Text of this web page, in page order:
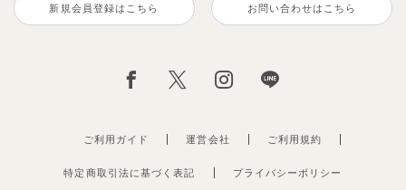
新規会員登録はこちら お問い合わせはこちら
ご利用ガイド 運営会社
特定商取引法に基づく表記 プライバシーポリシー
ご利用規約